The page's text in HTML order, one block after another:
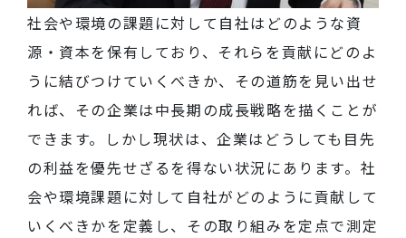
社会や環境の課題に対して自社はどのような資
源・資本を保有しており、それらを貢献にどのよ
うに結びつけていくべきか、その道筋を見い出せ
れば、その企業は中長期の成長戦略を描くことが
できます。しかし現状は、企業はどうしても目先
の利益を優先せざるを得ない状況にあります。社
会や環境課題に対して自社がどのように貢献して
いくべきかを定義し、その取り組みを定点で測定